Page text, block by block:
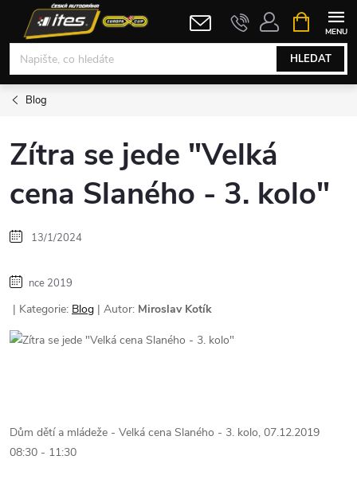
obsah
HLEDAT
NÁKUPNÍ
KOŠÍK
Blog
Zítra se jede "Velká
cena Slaného - 3. kolo"
13/1/2024
nce 2019
| Kategorie: Blog | Autor: Miroslav Kotík
Dům dětí a mládeže - Velká cena Slaného - 3. kolo, 07.12.2019
08:30 - 11:30